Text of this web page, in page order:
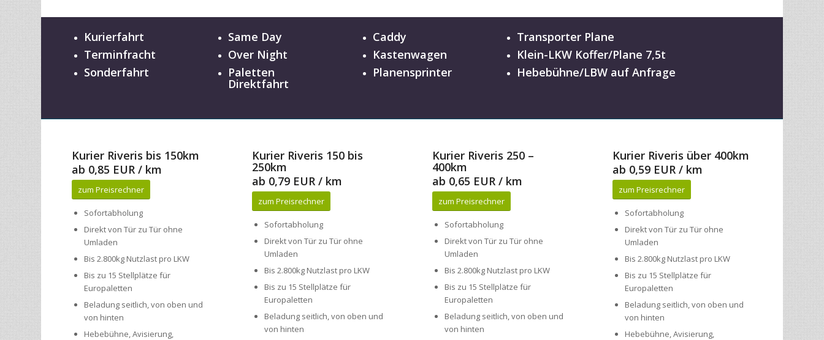
Terminfracht
Sonderfahrt
Over Night
Paletten
Direktfahrt
Kastenwagen
Planensprinter
Klein-LKW Koffer/Plane 7,5t
Hebebühne/LBW auf Anfrage
Kurier Riveris bis 150km
zum Preisrechner
Sofortabholung
Direkt von Tür zu Tür ohne
Umladen
Bis 2.800kg Nutzlast pro LKW
Bis zu 15 Stellplätze für
Europaletten
Beladung seitlich, von oben und
von hinten
Hebebühne, Avisierung,
Transporthelfer…
Kurier Riveris 150 bis
ab 0,79 EUR / km
zum Preisrechner
Sofortabholung
Direkt von Tür zu Tür ohne
Umladen
Bis 2.800kg Nutzlast pro LKW
Bis zu 15 Stellplätze für
Europaletten
Beladung seitlich, von oben und
von hinten
Hebebühne, Avisierung,
Transporthelfer…
Kurier Riveris 250 –
ab 0,65 EUR / km
zum Preisrechner
Sofortabholung
Direkt von Tür zu Tür ohne
Umladen
Bis 2.800kg Nutzlast pro LKW
Bis zu 15 Stellplätze für
Europaletten
Beladung seitlich, von oben und
von hinten
Hebebühne, Avisierung,
Transporthelfer…
Kurier Riveris über 400km
zum Preisrechner
Sofortabholung
Direkt von Tür zu Tür ohne
Umladen
Bis 2.800kg Nutzlast pro LKW
Bis zu 15 Stellplätze für
Europaletten
Beladung seitlich, von oben und
von hinten
Hebebühne, Avisierung,
Transporthelfer…